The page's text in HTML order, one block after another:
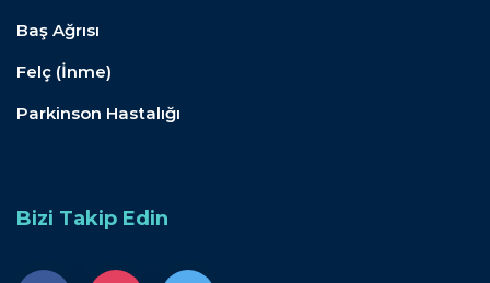
Baş Ağrısı
Felç (İnme)
Parkinson Hastalığı
Bizi Takip Edin